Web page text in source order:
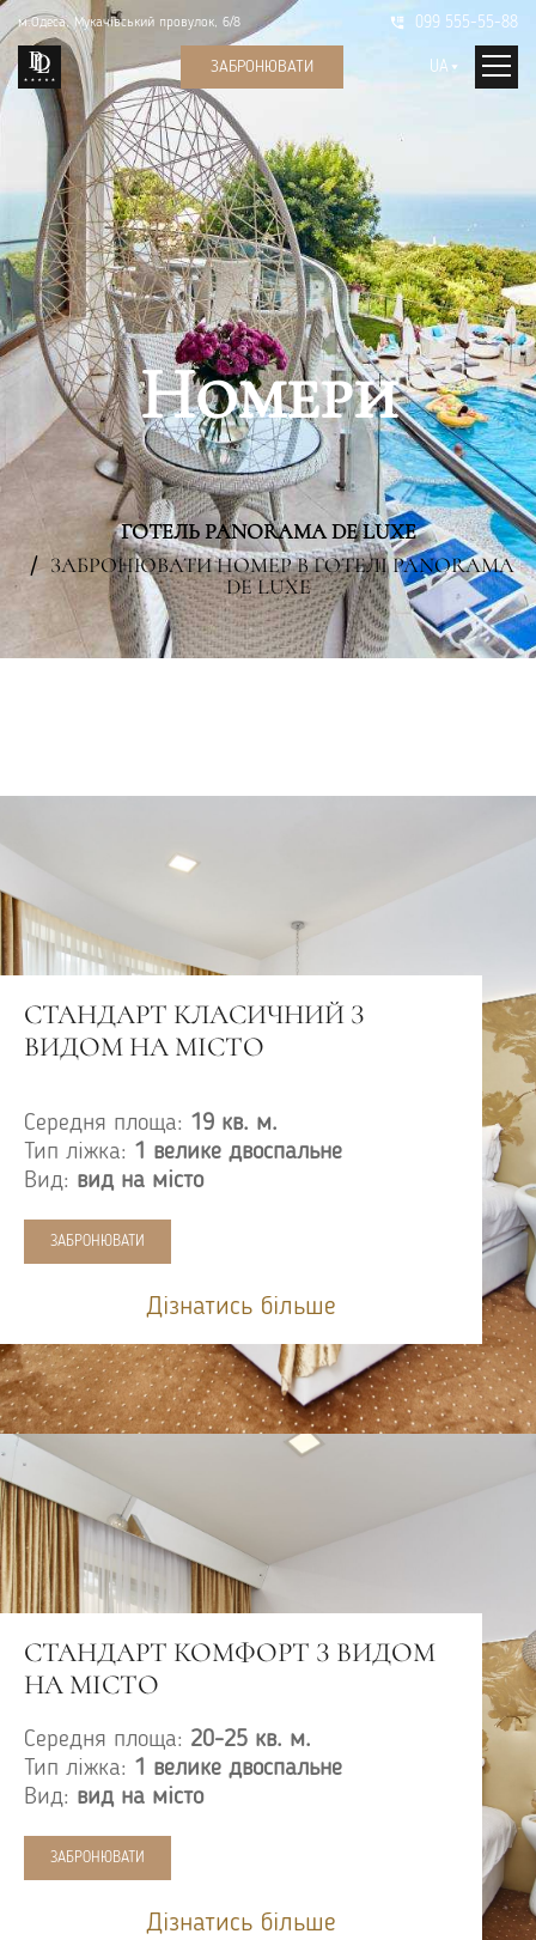
м.Одеса, Мукачівський провулок, 6/8 099 555-55-88
UA
ЗАБРОНЮВАТИ
Номери
ГОТЕЛЬ PANORAMA DE LUXE
ЗАБРОНЮВАТИ НОМЕР В ГОТЕЛІ PANORAMA
DE LUXE
СТАНДАРТ КЛАСИЧНИЙ З
ВИДОМ НА МІСТО
Середня площа: 19 кв. м.
Тип ліжка: 1 велике двоспальне
Вид: вид на місто
ЗАБРОНЮВАТИ
Дізнатись більше
СТАНДАРТ КОМФОРТ З ВИДОМ
НА МІСТО
Середня площа: 20-25 кв. м.
Тип ліжка: 1 велике двоспальне
Вид: вид на місто
ЗАБРОНЮВАТИ
Дізнатись більше